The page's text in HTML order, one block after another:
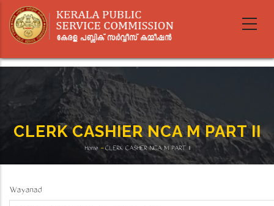
main
content
CLERK CASHIER NCA M PART II
Breadcrumb
Home - CLERK CASHIER NCA M PART II
Wayanad